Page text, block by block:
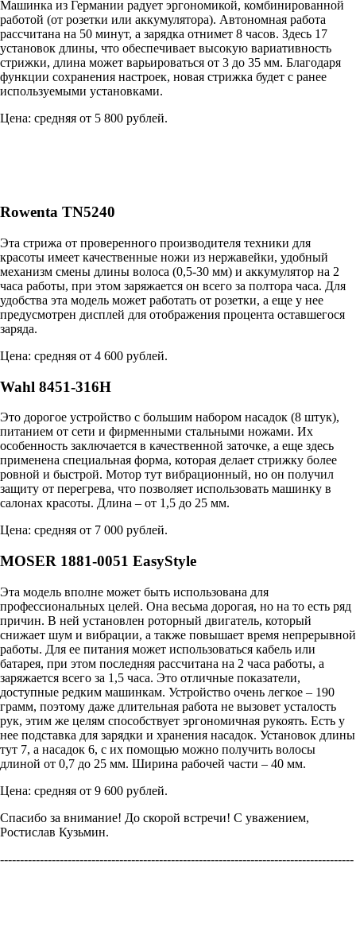
Машинка из Германии радует эргономикой, комбинированной
работой (от розетки или аккумулятора). Автономная работа
рассчитана на 50 минут, а зарядка отнимет 8 часов. Здесь 17
установок длины, что обеспечивает высокую вариативность
стрижки, длина может варьироваться от 3 до 35 мм. Благодаря
функции сохранения настроек, новая стрижка будет с ранее
используемыми установками.
Цена: средняя от 5 800 рублей.
Rowenta TN5240
Эта стрижа от проверенного производителя техники для
красоты имеет качественные ножи из нержавейки, удобный
механизм смены длины волоса (0,5-30 мм) и аккумулятор на 2
часа работы, при этом заряжается он всего за полтора часа. Для
удобства эта модель может работать от розетки, а еще у нее
предусмотрен дисплей для отображения процента оставшегося
заряда.
Цена: средняя от 4 600 рублей.
Wahl 8451-316Н
Это дорогое устройство с большим набором насадок (8 штук),
питанием от сети и фирменными стальными ножами. Их
особенность заключается в качественной заточке, а еще здесь
применена специальная форма, которая делает стрижку более
ровной и быстрой. Мотор тут вибрационный, но он получил
защиту от перегрева, что позволяет использовать машинку в
салонах красоты. Длина – от 1,5 до 25 мм.
Цена: средняя от 7 000 рублей.
MOSER 1881-0051 EasyStyle
Эта модель вполне может быть использована для
профессиональных целей. Она весьма дорогая, но на то есть ряд
причин. В ней установлен роторный двигатель, который
снижает шум и вибрации, а также повышает время непрерывной
работы. Для ее питания может использоваться кабель или
батарея, при этом последняя рассчитана на 2 часа работы, а
заряжается всего за 1,5 часа. Это отличные показатели,
доступные редким машинкам. Устройство очень легкое – 190
грамм, поэтому даже длительная работа не вызовет усталость
рук, этим же целям способствует эргономичная рукоять. Есть у
нее подставка для зарядки и хранения насадок. Установок длины
тут 7, а насадок 6, с их помощью можно получить волосы
длиной от 0,7 до 25 мм. Ширина рабочей части – 40 мм.
Цена: средняя от 9 600 рублей.
Спасибо за внимание! До скорой встречи! С уважением,
Ростислав Кузьмин.
-----------------------------------------------------------------------------------------